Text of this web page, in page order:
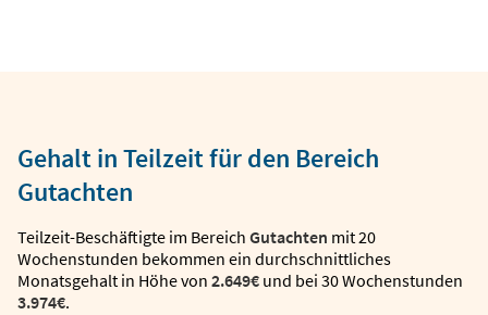
Gehalt in Teilzeit für den Bereich
Gutachten
Teilzeit-Beschäftigte im Bereich Gutachten mit 20
Wochenstunden bekommen ein durchschnittliches
Monatsgehalt in Höhe von 2.649€ und bei 30 Wochenstunden
3.974€.